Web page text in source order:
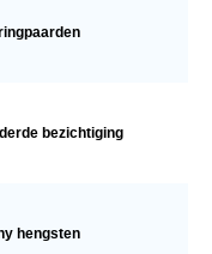
bezichtiging
hengsten